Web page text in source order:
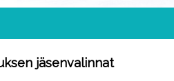
jäsenvalinnat